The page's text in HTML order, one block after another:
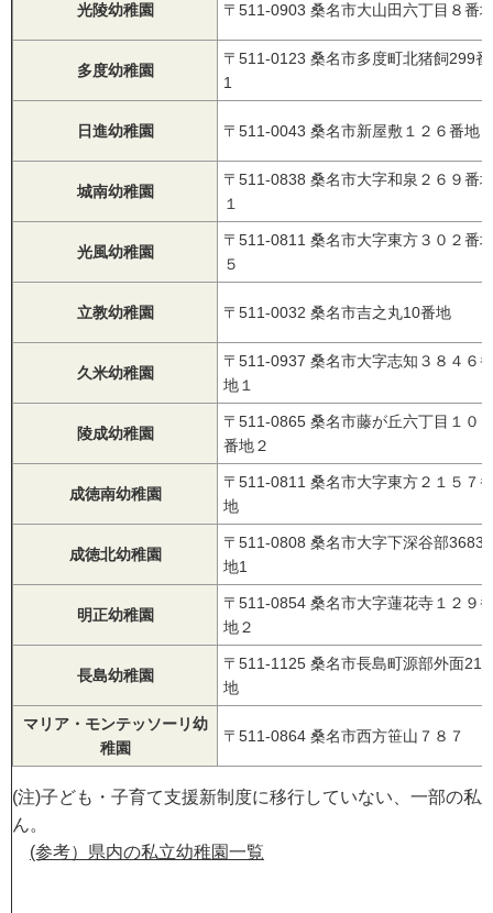
光陵幼稚園 〒511-0903 桑名市大山田六丁目８番
多度幼稚園
〒511-0123 桑名市多度町北猪飼299
1
日進幼稚園 〒511-0043 桑名市新屋敷１２６番地
城南幼稚園
〒511-0838 桑名市大字和泉２６９番
１
光風幼稚園
〒511-0811 桑名市大字東方３０２番
５
立教幼稚園 〒511-0032 桑名市吉之丸10番地
久米幼稚園
〒511-0937 桑名市大字志知３８４６
地１
陵成幼稚園
〒511-0865 桑名市藤が丘六丁目１０
番地２
成徳南幼稚園
〒511-0811 桑名市大字東方２１５７
地
成徳北幼稚園
〒511-0808 桑名市大字下深谷部3683
地1
明正幼稚園
〒511-0854 桑名市大字蓮花寺１２９
地２
長島幼稚園
〒511-1125 桑名市長島町源部外面
地
マリア・モンテッソーリ幼
稚園
〒511-0864 桑名市西方笹山７８７
(注)子ども・子育て支援新制度に移行していない、一部の私
ん。
(参考）県内の私立幼稚園一覧